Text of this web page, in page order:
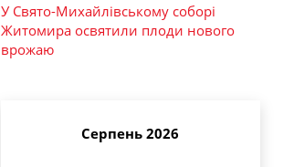
У Свято-Михайлівському соборі
Житомира освятили плоди нового
врожаю
Серпень 2026